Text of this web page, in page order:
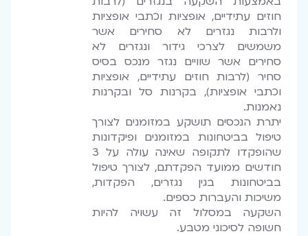
חוזים עתידיים, אופציות וכתבי אופציות
ולרבות נגזרים לא סחירים אשר
משמשים לצרכי גידור ונגזרים לא
סחירים אשר שוויים נגזר מנכס בסיס
סחיר (לרבות חוזים עתידיים, אופציות
וכתבי אופציות), בקרנות סל ובקרנות
נאמנות.
יתרת הנכסים תושקע במזומנים לצורך
טיפול בביטחונות במזומנים ופיקדונות
שהופקדו לתקופה שאינה עולה על 3
חודשים ממועד הפקדתם, לצורך טיפול
בביטחונות בגין נגזרים, הפקדות,
משיכות והעברות כספים.
השקעה במסלול זה עשויה להיות
חשופה לסיכוני מטבע.